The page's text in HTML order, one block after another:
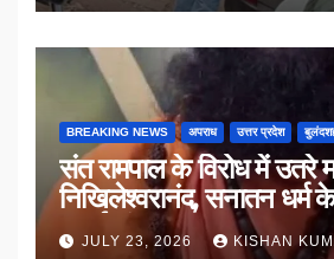
BREAKING NEWS अपराध उत्तर प्रदेश
संत रामपाल के विरोध में उतरे
निखिलेश्वरानंद, सनातन धर्म
उठाई मांग
JULY 23, 2026 KISHAN